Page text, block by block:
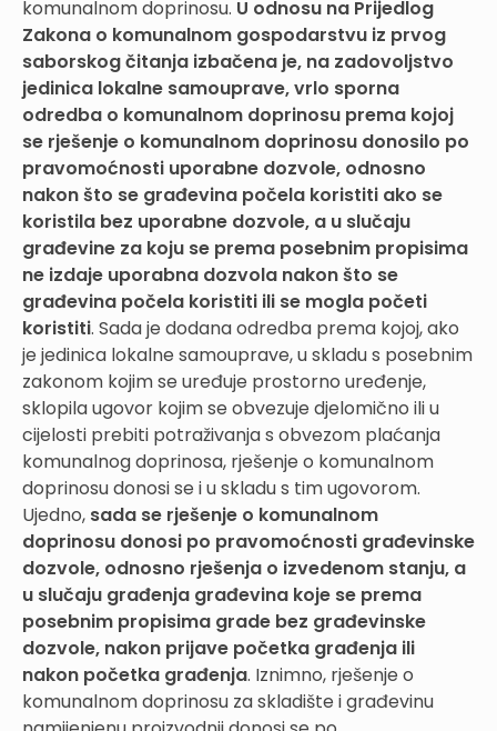
komunalnom doprinosu. U odnosu na Prijedlog
Zakona o komunalnom gospodarstvu iz prvog
saborskog čitanja izbačena je, na zadovoljstvo
jedinica lokalne samouprave, vrlo sporna
odredba o komunalnom doprinosu prema kojoj
se rješenje o komunalnom doprinosu donosilo po
pravomoćnosti uporabne dozvole, odnosno
nakon što se građevina počela koristiti ako se
koristila bez uporabne dozvole, a u slučaju
građevine za koju se prema posebnim propisima
ne izdaje uporabna dozvola nakon što se
građevina počela koristiti ili se mogla početi
koristiti. Sada je dodana odredba prema kojoj, ako
je jedinica lokalne samouprave, u skladu s posebnim
zakonom kojim se uređuje prostorno uređenje,
sklopila ugovor kojim se obvezuje djelomično ili u
cijelosti prebiti potraživanja s obvezom plaćanja
komunalnog doprinosa, rješenje o komunalnom
doprinosu donosi se i u skladu s tim ugovorom.
Ujedno, sada se rješenje o komunalnom
doprinosu donosi po pravomoćnosti građevinske
dozvole, odnosno rješenja o izvedenom stanju, a
u slučaju građenja građevina koje se prema
posebnim propisima grade bez građevinske
dozvole, nakon prijave početka građenja ili
nakon početka građenja. Iznimno, rješenje o
komunalnom doprinosu za skladište i građevinu